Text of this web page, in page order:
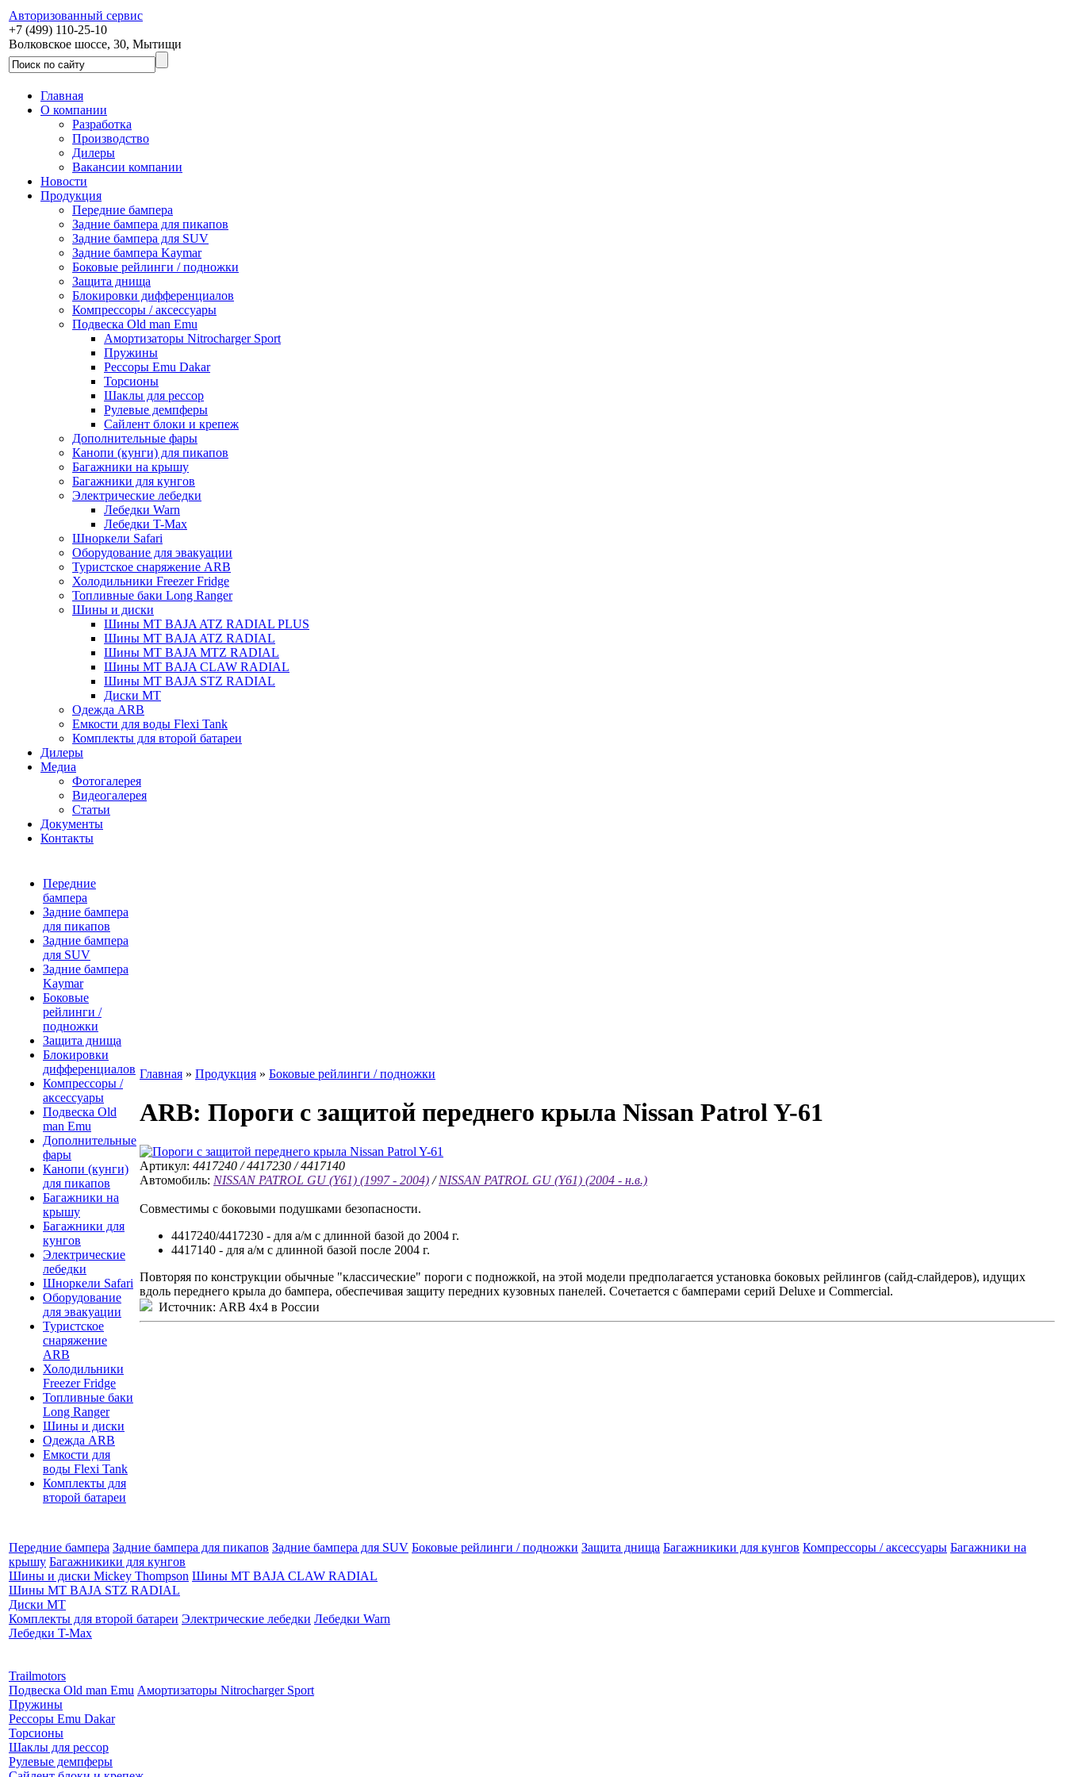
Авторизованный сервис
+7 (499) 110-25-10
Волковское шоссе, 30, Мытищи
Главная
О компании
Разработка
Производство
Дилеры
Вакансии компании
Новости
Продукция
Передние бампера
Задние бампера для пикапов
Задние бампера для SUV
Задние бампера Kaymar
Боковые рейлинги / подножки
Защита днища
Блокировки дифференциалов
Компрессоры / аксессуары
Подвеска Old man Emu
Амортизаторы Nitrocharger Sport
Пружины
Рессоры Emu Dakar
Торсионы
Шаклы для рессор
Рулевые демпферы
Сайлент блоки и крепеж
Дополнительные фары
Канопи (кунги) для пикапов
Багажники на крышу
Багажники для кунгов
Электрические лебедки
Лебедки Warn
Лебедки T-Max
Шноркели Safari
Оборудование для эвакуации
Туристское снаряжение ARB
Холодильники Freezer Fridge
Топливные баки Long Ranger
Шины и диски
Шины MT BAJA ATZ RADIAL PLUS
Шины MT BAJA ATZ RADIAL
Шины MT BAJA MTZ RADIAL
Шины MT BAJA CLAW RADIAL
Шины MT BAJA STZ RADIAL
Диски MT
Одежда ARB
Емкости для воды Flexi Tank
Комплекты для второй батареи
Дилеры
Медиа
Фотогалерея
Видеогалерея
Статьи
Документы
Контакты
Передние
бампера
Задние бампера
для пикапов
Задние бампера
для SUV
Задние бампера
Kaymar
Боковые
рейлинги /
подножки
Защита днища
Блокировки
дифференциалов
Компрессоры /
аксессуары
Подвеска Old
man Emu
Дополнительные
фары
Канопи (кунги)
для пикапов
Багажники на
крышу
Багажники для
кунгов
Электрические
лебедки
Шноркели Safari
Оборудование
для эвакуации
Туристское
снаряжение
ARB
Холодильники
Freezer Fridge
Топливные баки
Long Ranger
Шины и диски
Одежда ARB
Емкости для
воды Flexi Tank
Комплекты для
второй батареи
Главная » Продукция » Боковые рейлинги / подножки
ARB: Пороги с защитой переднего крыла Nissan Patrol Y-61
Артикул: 4417240 / 4417230 / 4417140
Автомобиль: NISSAN PATROL GU (Y61) (1997 - 2004) /NISSAN PATROL GU (Y61) (2004 - н.в.)
Совместимы с боковыми подушками безопасности.
4417240/4417230 - для а/м с длинной базой до 2004 г.
4417140 - для а/м с длинной базой после 2004 г.
Повторяя по конструкции обычные "классические" пороги с подножкой, на этой модели предполагается установка боковых рейлингов (сайд-слайдеров), идущих
вдоль переднего крыла до бампера, обеспечивая защиту передних кузовных панелей. Сочетается с бамперами серий Deluxe и Commercial.
Источник: ARB 4x4 в России
Передние бампера Задние бампера для пикапов Задние бампера для SUV Боковые рейлинги / подножки Защита днища Багажникики для кунгов Компрессоры / аксессуары Багажники на
крышу Багажникики для кунгов
Шины и диски Mickey Thompson Шины MT BAJA CLAW RADIAL
Шины MT BAJA STZ RADIAL
Диски MT
Комплекты для второй батареи Электрические лебедки Лебедки Warn
Лебедки T-Max
Trailmotors
Подвеска Old man Emu Амортизаторы Nitrocharger Sport
Пружины
Рессоры Emu Dakar
Торсионы
Шаклы для рессор
Рулевые демпферы